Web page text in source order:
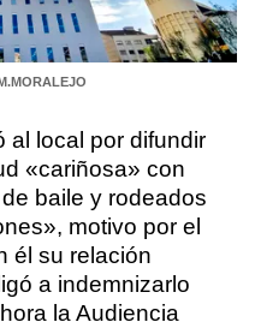
al local por difundir
«cariñosa» con
baile y rodeados
motivo por el
él su relación
a indemnizarlo
la Audiencia